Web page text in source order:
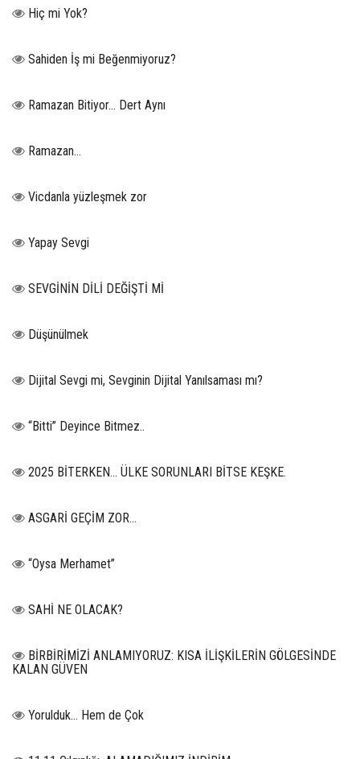
Hiç mi Yok?
Sahiden İş mi Beğenmiyoruz?
Ramazan Bitiyor… Dert Aynı
Ramazan…
Vicdanla yüzleşmek zor
Yapay Sevgi
SEVGİNİN DİLİ DEĞİŞTİ Mİ
Düşünülmek
Dijital Sevgi mi, Sevginin Dijital Yanılsaması mı?
“Bitti” Deyince Bitmez..
2025 BİTERKEN… ÜLKE SORUNLARI BİTSE KEŞKE.
ASGARİ GEÇİM ZOR…
“Oysa Merhamet”
SAHİ NE OLACAK?
BİRBİRİMİZİ ANLAMIYORUZ: KISA İLİŞKİLERİN GÖLGESİNDE
KALAN GÜVEN
Yorulduk… Hem de Çok